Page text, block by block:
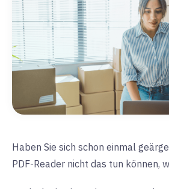
Haben Sie sich schon einmal
PDF-Reader nicht das tun können,